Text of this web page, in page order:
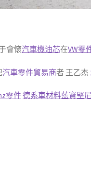
會懷汽車機油芯在VW零
汽車零件貿易商者 王乙杰
零件德系車材料藍寶堅